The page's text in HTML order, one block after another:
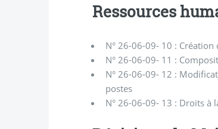
Ressources
N° 26-06-09- 10 :
N° 26-06-09- 11 :
N° 26-06-09- 12 :
postes
N° 26-06-09- 13 : Droits à